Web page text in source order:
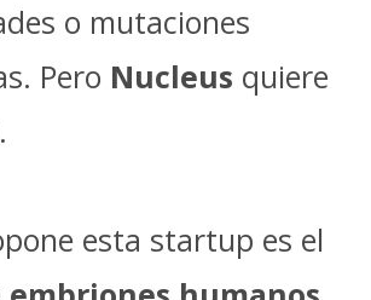
o mutaciones
Pero Nucleus quiere
esta startup es el